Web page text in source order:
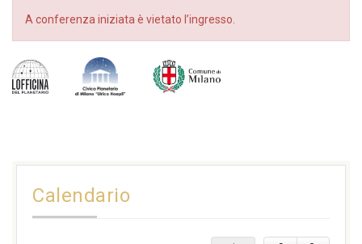
A conferenza iniziata è vietato l’ingresso.
Calendario